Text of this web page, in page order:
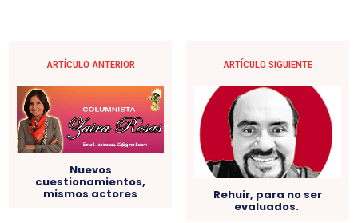
ARTÍCULO ANTERIOR
Nuevos
cuestionamientos,
mismos actores
ARTÍCULO SIGUIENTE
Rehuir, para no ser
evaluados.